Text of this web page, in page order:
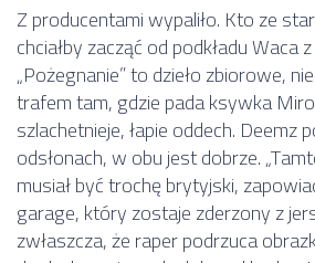
Z producentami wypaliło. Kto ze
chciałby zacząć od podkładu Waca
„Pożegnanie” to dzieło zbiorowe,
trafem tam, gdzie pada ksywka
szlachetnieje, łapie oddech. Deemz
odsłonach, w obu jest dobrze.
musiał być trochę brytyjski,
garage, który zostaje zderzony z
zwłaszcza, że raper podrzuca